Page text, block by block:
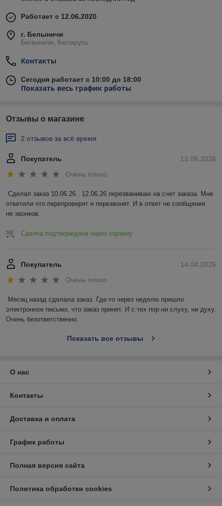
Работает с 12.06.2020
г. Белыничи
Белыничи, Беларусь
Контакты
Сегодня работает с 10:00 до 18:00
Показать весь график работы
Отзывы о магазине
2 отзывов за всё время
12.06.2026
Покупатель
Очень плохо
Сделал заказ 10.06.26 . 12.06.26 перезваниваю на счет заказа. Мне
ответили что перепроверят и перезвонят. И в ответ не сообщения .
не звонков.
Сделка подтверждена через корзину
14.04.2026
Покупатель
Очень плохо
Месяц назад сделала заказ. Где-то через неделю пришло
электронное письмо, что заказ принят. И с тех пор ни слуху, ни духу.
Очень безответственно.
Показать все отзывы
О нас
Контакты
Доставка и оплата
График работы
Полная версия сайта
Политика обработки cookies